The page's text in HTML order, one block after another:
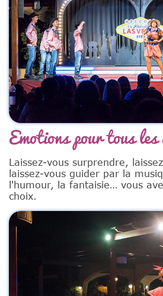
Emotions pour tous les
Laissez-vous surprendre,
laissez-vous guider par la
l'humour, la fantaisie… vous
choix.